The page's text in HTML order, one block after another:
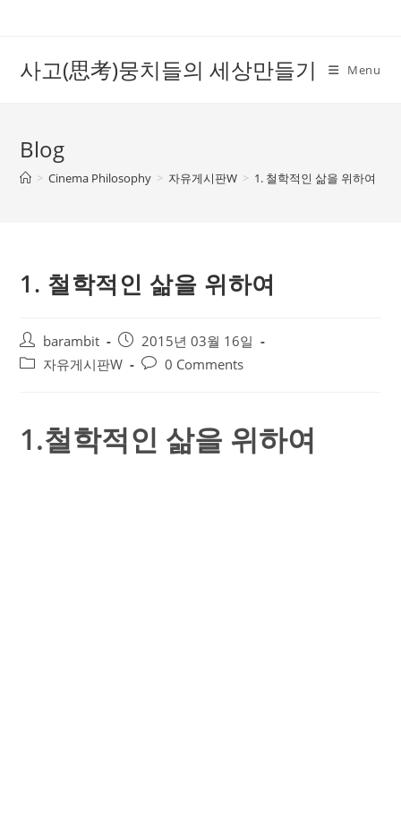
사고(思考)뭉치들의 세상만들기 Menu
Blog
> Cinema Philosophy > 자유게시판W > 1. 철학적인 삶을 위하여
1. 철학적인 삶을 위하여
Post
author:
barambit
Post
published:
2015년 03월 16일
Post자유게시판W
Post0 Comments
1.철학적인 삶을 위하여